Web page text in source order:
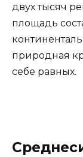
двух тысяч
площадь
природная
себе равных.